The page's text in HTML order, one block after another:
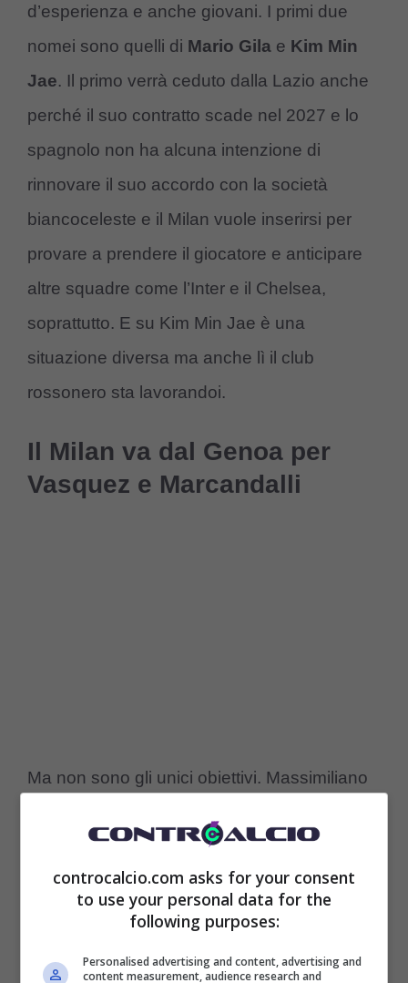
d’esperienza e anche giovani. I primi due
nomei sono quelli di Mario Gila e Kim Min
Jae. Il primo verrà ceduto dalla Lazio anche
perché il suo contratto scade nel 2027 e lo
spagnolo non ha alcuna intenzione di
rinnovare il suo accordo con la società
biancoceleste e il Milan vuole inserirsi per
provare a prendere il giocatore e anticipare
altre squadre come l’Inter e il Chelsea,
soprattutto. E su Kim Min Jae è una
situazione diversa ma anche lì il club
rossonero sta lavorandoi.
Il Milan va dal Genoa per
Vasquez e Marcandalli
Ma non sono gli unici obiettivi. Massimiliano
che dia più certezze in mezzo al campo. Il
reparto sul quale si sta lavorando tanto è la
difesa e non solo con elementi di affidamento
controcalcio.com asks for your consent
to use your personal data for the
following purposes:
Personalised advertising and content, advertising and
content measurement, audience research and